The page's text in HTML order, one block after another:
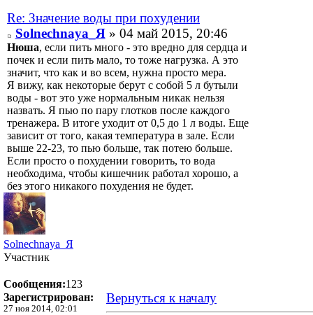
Re: Значение воды при похудении
Solnechnaya_Я» 04 май 2015, 20:46
Нюша, если пить много - это вредно для сердца и
почек и если пить мало, то тоже нагрузка. А это
значит, что как и во всем, нужна просто мера.
Я вижу, как некоторые берут с собой 5 л бутыли
воды - вот это уже нормальным никак нельзя
назвать. Я пью по пару глотков после каждого
тренажера. В итоге уходит от 0,5 до 1 л воды. Еще
зависит от того, какая температура в зале. Если
выше 22-23, то пью больше, так потею больше.
Если просто о похудении говорить, то вода
необходима, чтобы кишечник работал хорошо, а
без этого никакого похудения не будет.
Solnechnaya_Я
Участник
Сообщения:123
Зарегистрирован:
27 ноя 2014, 02:01
Вернуться к началу